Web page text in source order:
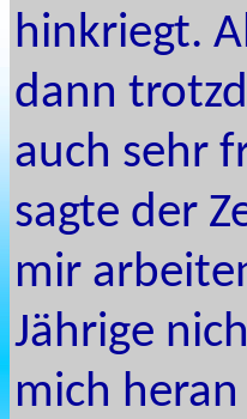
hinkriegt.
dann
auch sehr
sagte der
mir
Jährige
mich